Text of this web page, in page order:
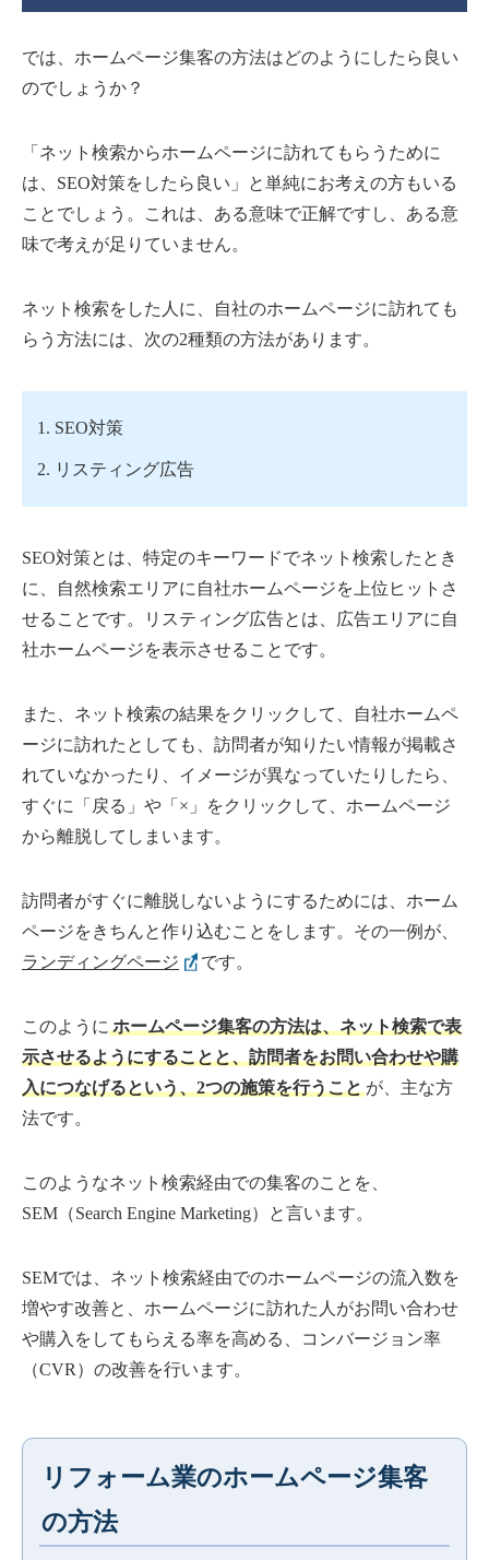
では、ホームページ集客の方法はどのようにしたら良い
のでしょうか？
「ネット検索からホームページに訪れてもらうために
は、SEO対策をしたら良い」と単純にお考えの方もいる
ことでしょう。これは、ある意味で正解ですし、ある意
味で考えが足りていません。
ネット検索をした人に、自社のホームページに訪れても
らう方法には、次の2種類の方法があります。
SEO対策
リスティング広告
SEO対策とは、特定のキーワードでネット検索したとき
に、自然検索エリアに自社ホームページを上位ヒットさ
せることです。リスティング広告とは、広告エリアに自
社ホームページを表示させることです。
また、ネット検索の結果をクリックして、自社ホームペ
ージに訪れたとしても、訪問者が知りたい情報が掲載さ
れていなかったり、イメージが異なっていたりしたら、
すぐに「戻る」や「×」をクリックして、ホームページ
から離脱してしまいます。
訪問者がすぐに離脱しないようにするためには、ホーム
ページをきちんと作り込むことをします。その一例が、
ランディングページ
です。
このように ホームページ集客の方法は、ネット検索で表
示させるようにすることと、訪問者をお問い合わせや購
入につなげるという、2つの施策を行うこと が、主な方
法です。
このようなネット検索経由での集客のことを、
SEM（Search Engine Marketing）と言います。
SEMでは、ネット検索経由でのホームページの流入数を
増やす改善と、ホームページに訪れた人がお問い合わせ
や購入をしてもらえる率を高める、コンバージョン率
（CVR）の改善を行います。
リフォーム業のホームページ集客
の方法